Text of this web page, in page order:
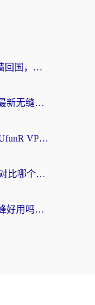
海外党必看：除了Surfshark翻墙回国，这些加速器选择技巧你真的懂吗？
回国后怎么翻墙？海外党2026最新无缝访问国内资源全攻略（附对比实测）
海外党必看：ChickCN VPN和UfunR VPN对比哪个回国效果更好？附实用选择指南
云极VPN好用吗？和回国VPN对比哪个回国效果更好？海外党亲测避坑指南
海外党必看：雷神手游和甜蜜蜂好用吗？3步选对回国加速器无缝刷国内资源